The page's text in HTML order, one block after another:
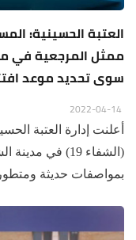
العتبة الحسينية:
ممثل المرجعية في
سوى تحديد موعد
أعلنت إدارة العتبة
(الشفاء 19) في
بمواصفات حديثة